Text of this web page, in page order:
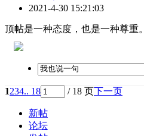
2021-4-30 15:21:03
顶帖是一种态度，也是一种尊重。
1234.. 18 / 18 页下一页
新帖
论坛